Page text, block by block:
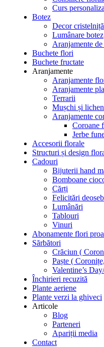
Curs
Botez
Decor cristelniță
Lumânare botez
Aranjamente de
Buchete flori
Buchete fructate
Aranjamente
Aranjamente
Aranjamente
Terrarii
Mușchi și
Aranjamente
Coroane
Jerbe
Accesorii florale
Structuri și design
Cadouri
Bijuterii hand
Bomboane
Cărți
Felicitări
Lumânări
Tablouri
Vinuri
Abonamente flori
Sărbători
Crăciun (
Paște (
Valentine’s
Închirieri recuzită
Plante aeriene
Plante verzi la ghiveci
Articole
Blog
Parteneri
Apariții media
Contact